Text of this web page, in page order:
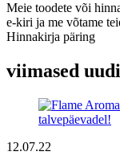
Meie toodete või
e-kiri ja me võtame
Hinnakirja päring
viimased
12.07.22